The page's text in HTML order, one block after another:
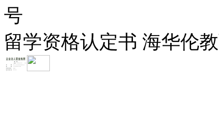
号
留学资格认定书 海华伦